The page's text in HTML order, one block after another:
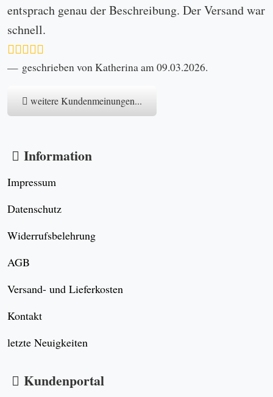
entsprach genau der Beschreibung. Der Versand war
schnell.
geschrieben von Katherina am 09.03.2026.
weitere Kundenmeinungen...
Information
Impressum
Datenschutz
Widerrufsbelehrung
AGB
Versand- und Lieferkosten
Kontakt
letzte Neuigkeiten
Kundenportal